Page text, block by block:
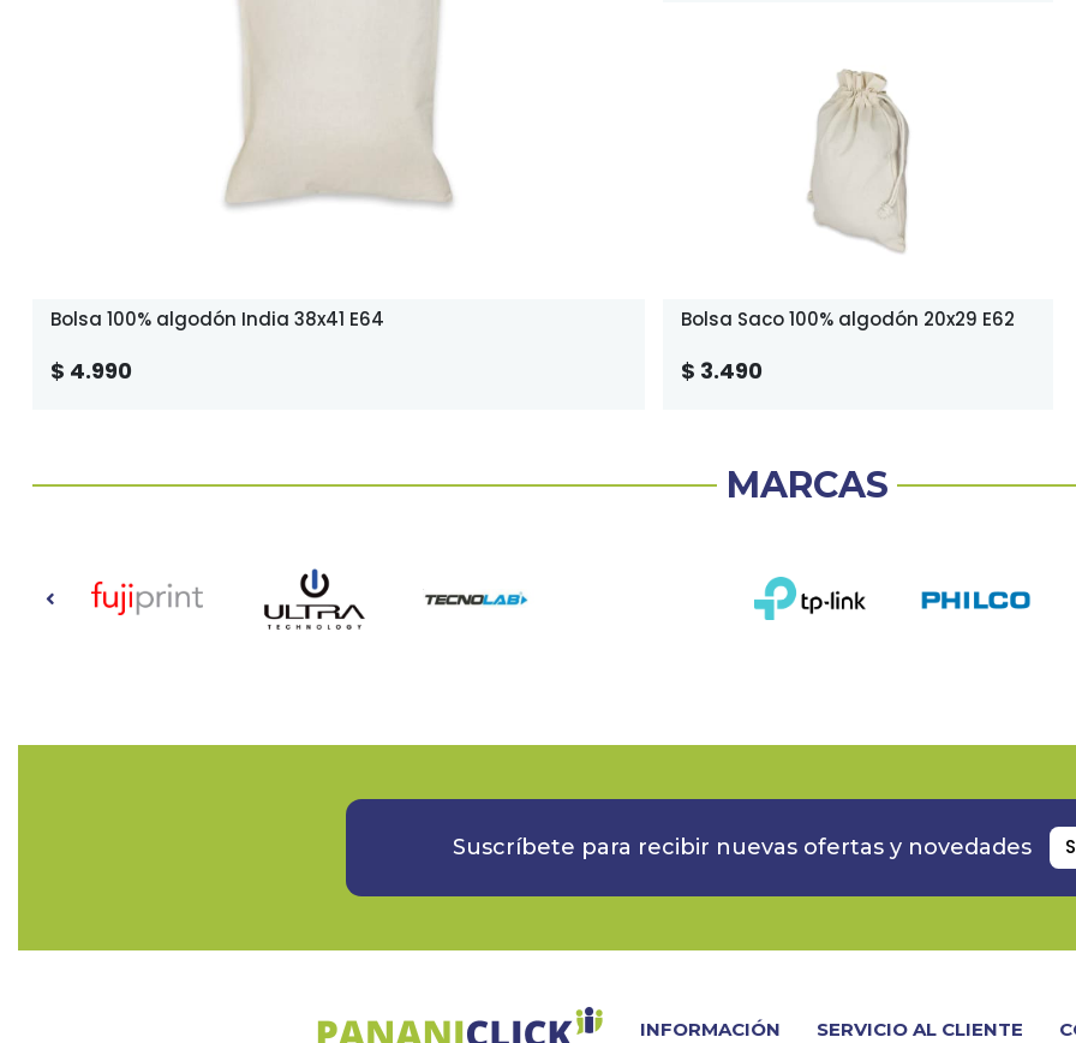
Bolsa 100% algodón India 38x41 E64
$ 4.990
Bolsa Saco 100% algodón 20x29 E62
$ 3.490
MARCAS
Suscríbete para recibir nuevas ofertas y novedades
INFORMACIÓN SERVICIO AL CLIENTE